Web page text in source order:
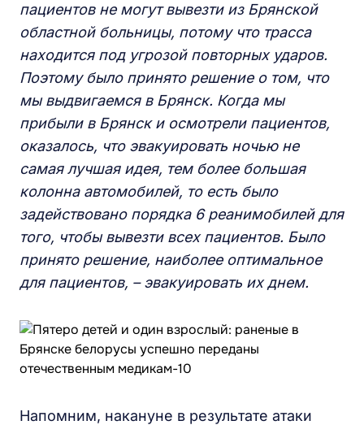
пациентов не могут вывезти из Брянской
областной больницы, потому что трасса
находится под угрозой повторных ударов.
Поэтому было принято решение о том, что
мы выдвигаемся в Брянск. Когда мы
прибыли в Брянск и осмотрели пациентов,
оказалось, что эвакуировать ночью не
самая лучшая идея, тем более большая
колонна автомобилей, то есть было
задействовано порядка 6 реанимобилей для
того, чтобы вывезти всех пациентов. Было
принято решение, наиболее оптимальное
для пациентов, – эвакуировать их днем.
Напомним, накануне в результате атаки